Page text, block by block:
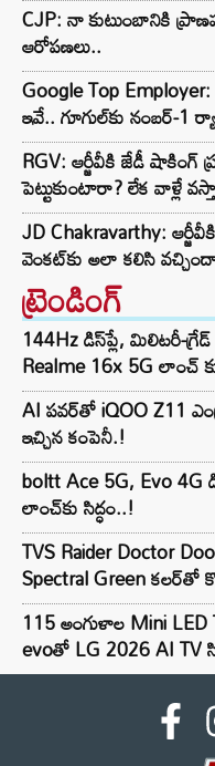
CJP: నా కుటుంబానికి
ఆరోపణలు..
Google Top
ఇవే.. గూగుల్‌కు నంబర్-1
RGV: ఆర్జీవీకి జేడీ షాకింగ్
పెట్టుకుంటారా? లేక వాళ్లే
JD Chakravarthy:
వెంకట్‌కు అలా కలిసి
ట్రెండింగ్‌
144Hz డిస్‌ప్లే, మిలిటరీ-
Realme 16x 5G లాంచ్
AI పవర్‌తో iQOO Z11
ఇచ్చిన కంపెనీ.!
boltt Ace 5G, Evo
లాంచ్‌కు సిద్ధం..!
TVS Raider Doctor
Spectral Green కలర్‌తో
115 అంగుళాల Mini
evoతో LG 2026 AI